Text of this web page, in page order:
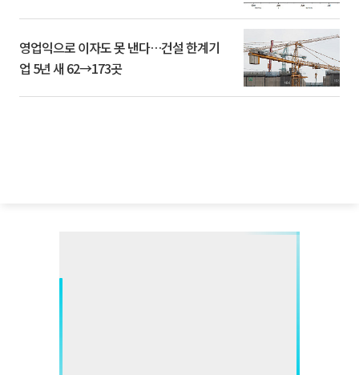
영업익으로 이자도 못 낸다…건설 한계기
업 5년 새 62→173곳